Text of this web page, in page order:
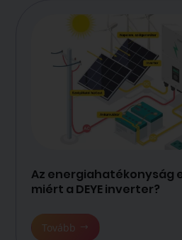
Az energiahatékonyság
miért a DEYE inverter?
Tovább